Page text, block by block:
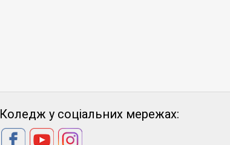
Коледж у соціальних мережах: